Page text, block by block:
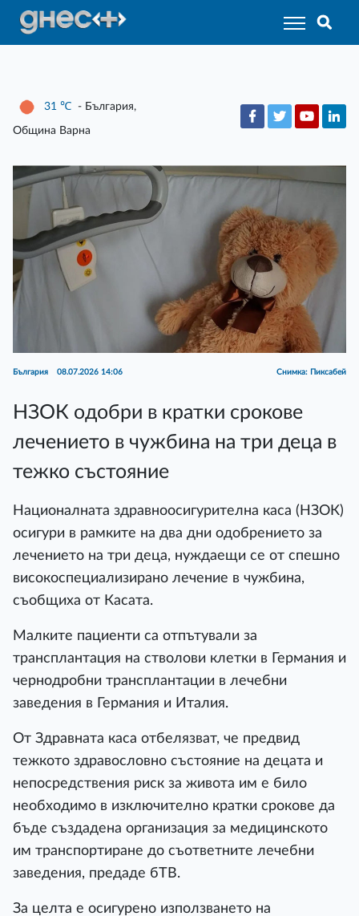
31 ℃ - България,
Община Варна
България 08.07.2026 14:06 Снимка: Пиксабей
НЗОК одобри в кратки срокове
лечението в чужбина на три деца в
тежко състояние
Националната здравноосигурителна каса (НЗОК)
осигури в рамките на два дни одобрението за
лечението на три деца, нуждаещи се от спешно
високоспециализирано лечение в чужбина,
съобщиха от Касата.
Малките пациенти са отпътували за
трансплантация на стволови клетки в Германия и
чернодробни трансплантации в лечебни
заведения в Германия и Италия.
От Здравната каса отбелязват, че предвид
тежкото здравословно състояние на децата и
непосредствения риск за живота им е било
необходимо в изключително кратки срокове да
бъде създадена организация за медицинското
им транспортиране до съответните лечебни
заведения, предаде бТВ.
За целта е осигурено използването на